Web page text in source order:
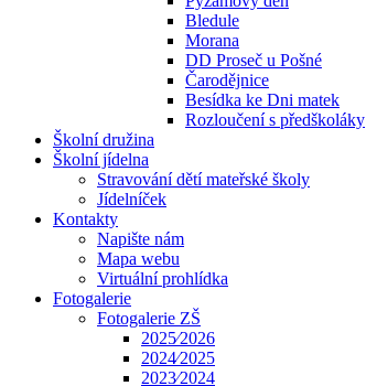
Bledule
Morana
DD Proseč u Pošné
Čarodějnice
Besídka ke Dni matek
Rozloučení s předškoláky
Školní družina
Školní jídelna
Stravování dětí mateřské školy
Jídelníček
Kontakty
Napište nám
Mapa webu
Virtuální prohlídka
Fotogalerie
Fotogalerie ZŠ
2025⁄2026
2024⁄2025
2023⁄2024